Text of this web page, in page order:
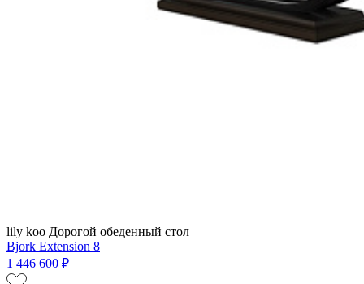
lily koo Дорогой обеденный стол
Bjork Extension 8
1 446 600 ₽